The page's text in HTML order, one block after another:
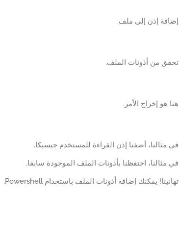
إضافة إذن إلى ملف.
تحقق من أذونات الملف.
هنا هو إخراج الأمر.
في مثالنا، أضفنا إذن القراءة للمستخدم جيسيكا.
في مثالنا، احتفظنا بأذونات الملف الموجودة سابقا.
تهانينا! يمكنك إضافة أذونات الملف باستخدام Powershell.